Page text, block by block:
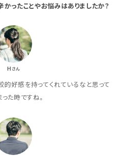
ったことやお悩みはありましたか？
Hさん
的好感を持ってくれているなと思って
た時ですね。